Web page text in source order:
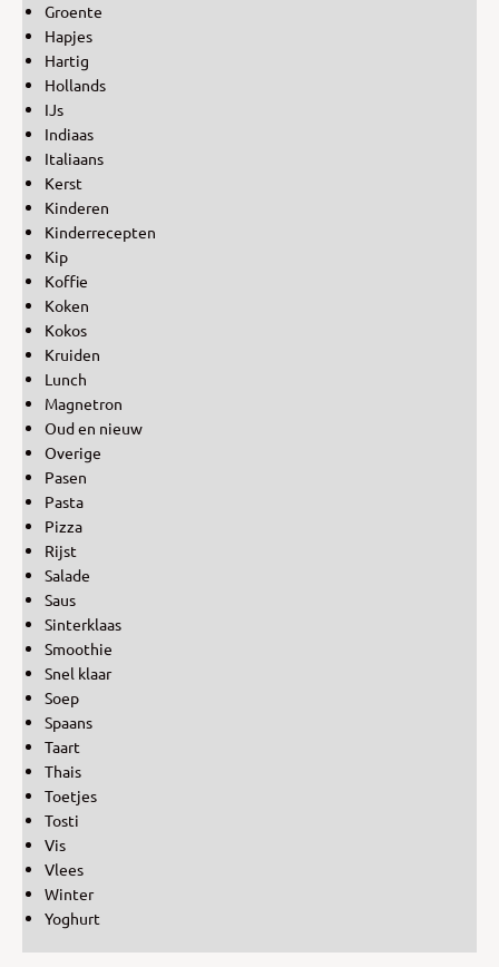
Groente
Hapjes
Hartig
Hollands
IJs
Indiaas
Italiaans
Kerst
Kinderen
Kinderrecepten
Kip
Koffie
Koken
Kokos
Kruiden
Lunch
Magnetron
Oud en nieuw
Overige
Pasen
Pasta
Pizza
Rijst
Salade
Saus
Sinterklaas
Smoothie
Snel klaar
Soep
Spaans
Taart
Thais
Toetjes
Tosti
Vis
Vlees
Winter
Yoghurt